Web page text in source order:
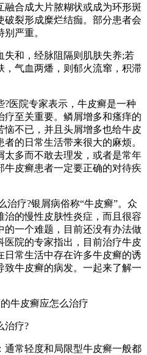
融合成大片脓糊状或成为环形斑
裂形成糜烂结痂。部分患者会
严重。
失和，经脉阻隔则肌肤失养;若
，气血两燔，则郁火流窜，积滞
医院专家表示，牛皮癣是一种
至关重要。鳞屑增多和瘙痒的
不已，并且头屑增多也给牛皮
的日常生活带来很大的麻烦。
太多而不敢去理发，或者是常年
牛皮癣患者一定要正确的对待疾
治疗?银屑病俗称“牛皮癣”。众
治的慢性皮肤性炎症，而且很容
的一个难题，目前还没有办法做
院的专家指出，目前治疗牛皮
常生活中存在许多牛皮癣的诱
致牛皮癣的病发。一起来了解一
治疗?
通常轻度和局限型牛皮癣一般都